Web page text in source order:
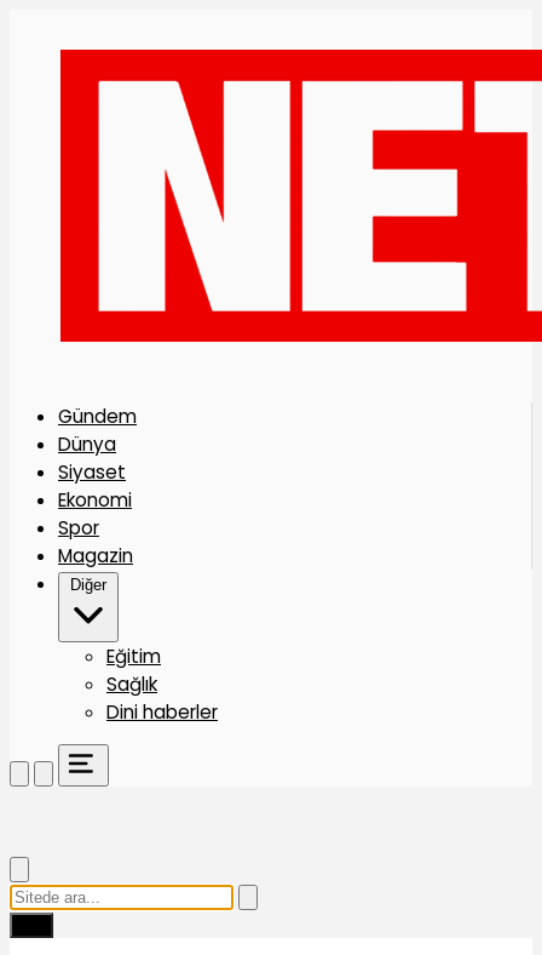
Gündem
Dünya
Siyaset
Ekonomi
Spor
Magazin
Diğer
Eğitim
Sağlık
Dini haberler